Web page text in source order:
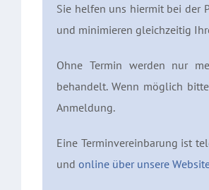
Sie helfen uns hiermit bei der
und minimieren gleichzeitig
Ohne Termin werden nur
behandelt. Wenn möglich
Anmeldung.
Eine Terminvereinbarung ist
und online über unsere